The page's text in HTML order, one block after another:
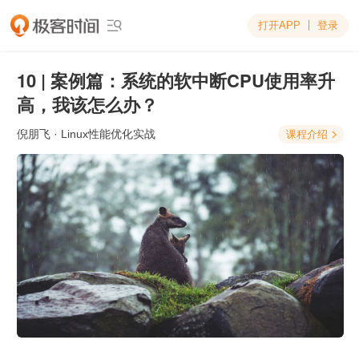
 打开APP 登录
10 | 案例篇：系统的软中断CPU使用率升
高，我该怎么办？
倪朋飞 · Linux性能优化实战 课程介绍 